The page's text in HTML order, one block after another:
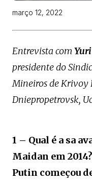
março 12, 2022
Entrevista com
presidente do
Mineiros de Krivoy
Dniepropetrovsk,
1 – Qual é a sa
Maidan em
Putin começou